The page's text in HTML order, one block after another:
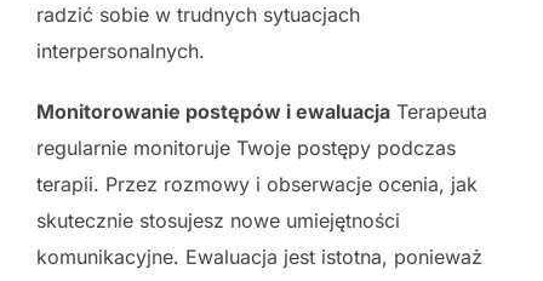
radzić sobie w trudnych sytuacjach
interpersonalnych.
Monitorowanie postępów i ewaluacja Terapeuta
regularnie monitoruje Twoje postępy podczas
terapii. Przez rozmowy i obserwacje ocenia, jak
skutecznie stosujesz nowe umiejętności
komunikacyjne. Ewaluacja jest istotna, ponieważ